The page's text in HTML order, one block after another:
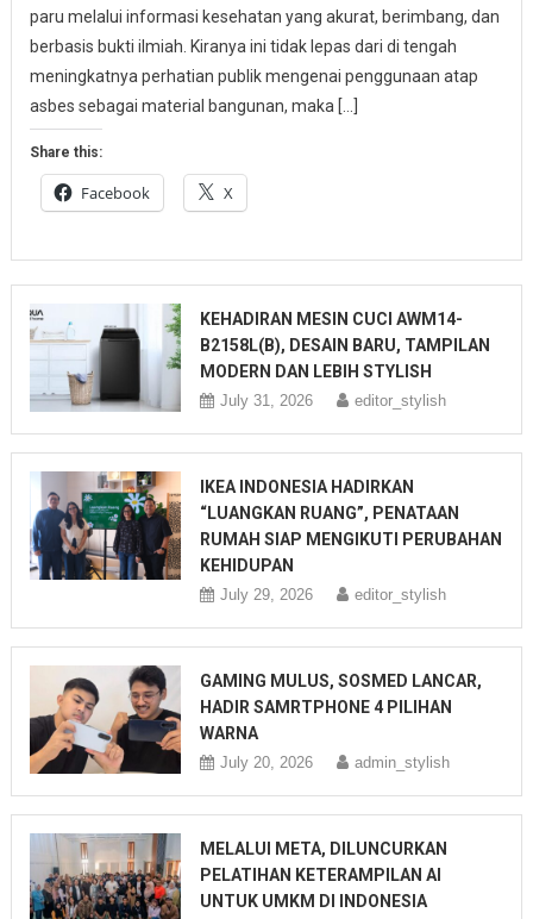
paru melalui informasi kesehatan yang akurat, berimbang, dan
berbasis bukti ilmiah. Kiranya ini tidak lepas dari di tengah
meningkatnya perhatian publik mengenai penggunaan atap
asbes sebagai material bangunan, maka […]
Share this:
Facebook X
KEHADIRAN MESIN CUCI AWM14-
B2158L(B), DESAIN BARU, TAMPILAN
MODERN DAN LEBIH STYLISH
July 31, 2026 editor_stylish
IKEA INDONESIA HADIRKAN
“LUANGKAN RUANG”, PENATAAN
RUMAH SIAP MENGIKUTI PERUBAHAN
KEHIDUPAN
July 29, 2026 editor_stylish
GAMING MULUS, SOSMED LANCAR,
HADIR SAMRTPHONE 4 PILIHAN
WARNA
July 20, 2026 admin_stylish
MELALUI META, DILUNCURKAN
PELATIHAN KETERAMPILAN AI
UNTUK UMKM DI INDONESIA